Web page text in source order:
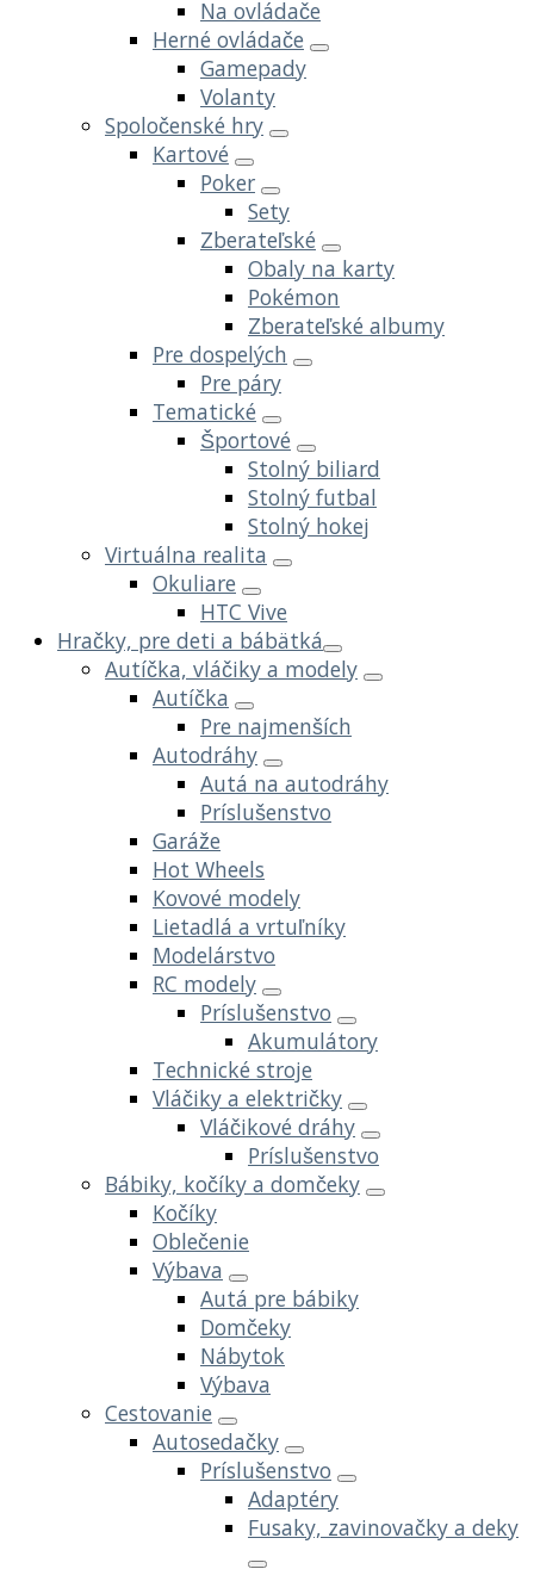
Na ovládače
Herné ovládače
Gamepady
Volanty
Spoločenské hry
Kartové
Poker
Sety
Zberateľské
Obaly na karty
Pokémon
Zberateľské albumy
Pre dospelých
Pre páry
Tematické
Športové
Stolný biliard
Stolný futbal
Stolný hokej
Virtuálna realita
Okuliare
HTC Vive
Hračky, pre deti a bábätká
Autíčka, vláčiky a modely
Autíčka
Pre najmenších
Autodráhy
Autá na autodráhy
Príslušenstvo
Garáže
Hot Wheels
Kovové modely
Lietadlá a vrtuľníky
Modelárstvo
RC modely
Príslušenstvo
Akumulátory
Technické stroje
Vláčiky a električky
Vláčikové dráhy
Príslušenstvo
Bábiky, kočíky a domčeky
Kočíky
Oblečenie
Výbava
Autá pre bábiky
Domčeky
Nábytok
Výbava
Cestovanie
Autosedačky
Príslušenstvo
Adaptéry
Fusaky, zavinovačky a deky